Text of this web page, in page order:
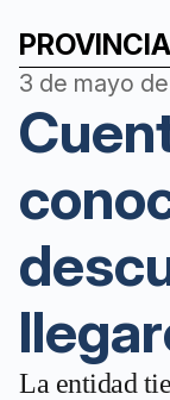
3 de mayo
La entidad